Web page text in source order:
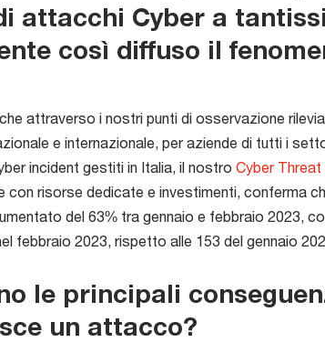
attacchi Cyber a
così diffuso il
attraverso i nostri punti di osservazione
e internazionale, per aziende di tutti i
incident gestiti in Italia, il nostro Cyber
con risorse dedicate e investimenti, conferma
del 63% tra gennaio e febbraio 2023,
febbraio 2023, rispetto alle 153 del gennaio
le principali
un attacco?